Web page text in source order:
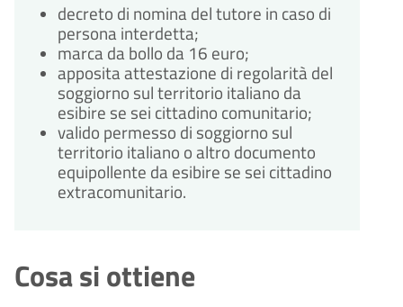
decreto di nomina del tutore in caso di
persona interdetta;
marca da bollo da 16 euro;
apposita attestazione di regolarità del
soggiorno sul territorio italiano da
esibire se sei cittadino comunitario;
valido permesso di soggiorno sul
territorio italiano o altro documento
equipollente da esibire se sei cittadino
extracomunitario.
Cosa si ottiene